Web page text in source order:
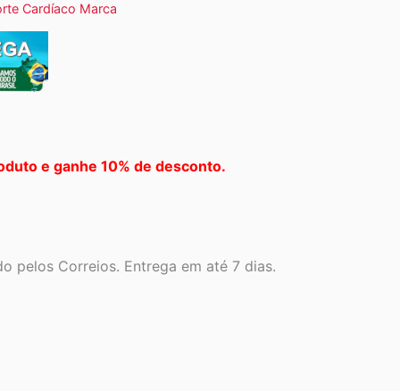
Cardíaco Marca
e ganhe 10% de desconto.
pelos Correios. Entrega em até 7 dias.